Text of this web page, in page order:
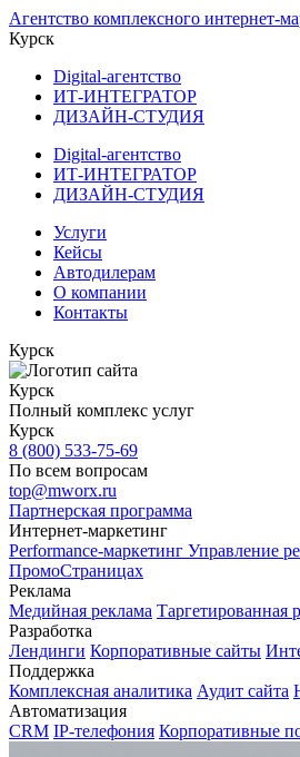
Агентство комплексного интернет-
Курск
Digital-агентство
ИТ-ИНТЕГРАТОР
ДИЗАЙН-СТУДИЯ
Digital-агентство
ИТ-ИНТЕГРАТОР
ДИЗАЙН-СТУДИЯ
Услуги
Кейсы
Автодилерам
О компании
Контакты
Курск
Курск
Полный комплекс услуг
Курск
8 (800) 533-75-69
По всем вопросам
top@mworx.ru
Партнерская программа
Интернет-маркетинг
Performance-маркетинг Управление
ПромоСтраницах
Реклама
Медийная реклама Таргетированная
Разработка
Лендинги Корпоративные сайты
Поддержка
Комплексная аналитика Аудит сайта
Автоматизация
CRM IP-телефония Корпоративные